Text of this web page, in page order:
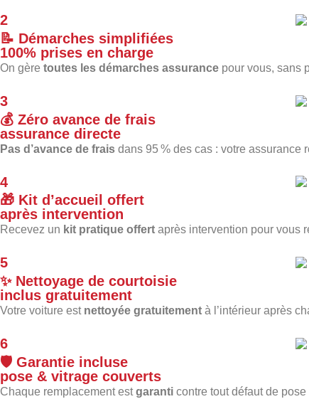
2
📝 Démarches simplifiées
100% prises en charge
On gère toutes les démarches assurance pour vous, sans
3
💰 Zéro avance de frais
assurance directe
Pas d’avance de frais dans 95 % des cas : votre assurance
4
🎁 Kit d’accueil offert
après intervention
Recevez un kit pratique offert après intervention pour vous
5
✨ Nettoyage de courtoisie
inclus gratuitement
Votre voiture est nettoyée gratuitement à l’intérieur après
6
🛡️ Garantie incluse
pose & vitrage couverts
Chaque remplacement estgaranti contre tout défaut de